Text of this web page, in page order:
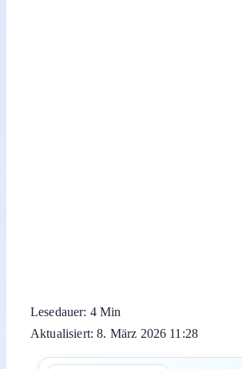
Lesedauer: 4 Min
Aktualisiert: 8. März 2026 11:28